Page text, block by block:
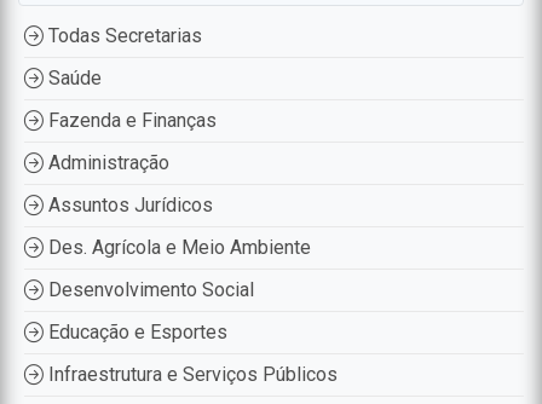
Todas Secretarias
Saúde
Fazenda e Finanças
Administração
Assuntos Jurídicos
Des. Agrícola e Meio Ambiente
Desenvolvimento Social
Educação e Esportes
Infraestrutura e Serviços Públicos